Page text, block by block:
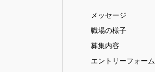
メッセージ
職場の様子
募集内容
エントリーフォーム